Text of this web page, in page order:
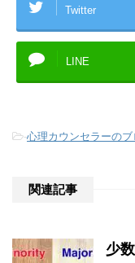
Twitter
LINE
-心理カウンセラーのブ
関連記事
少